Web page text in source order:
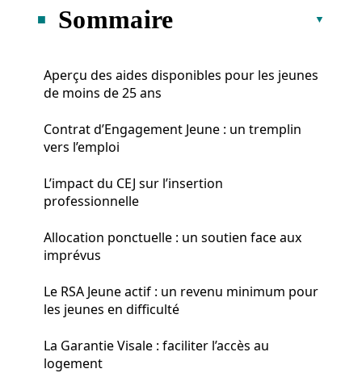
Sommaire
Aperçu des aides disponibles pour les jeunes
de moins de 25 ans
Contrat d’Engagement Jeune : un tremplin
vers l’emploi
L’impact du CEJ sur l’insertion
professionnelle
Allocation ponctuelle : un soutien face aux
imprévus
Le RSA Jeune actif : un revenu minimum pour
les jeunes en difficulté
La Garantie Visale : faciliter l’accès au
logement